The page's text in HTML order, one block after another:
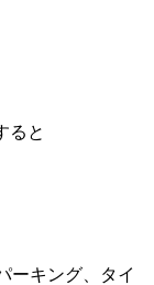
ると
ーキング、タイ